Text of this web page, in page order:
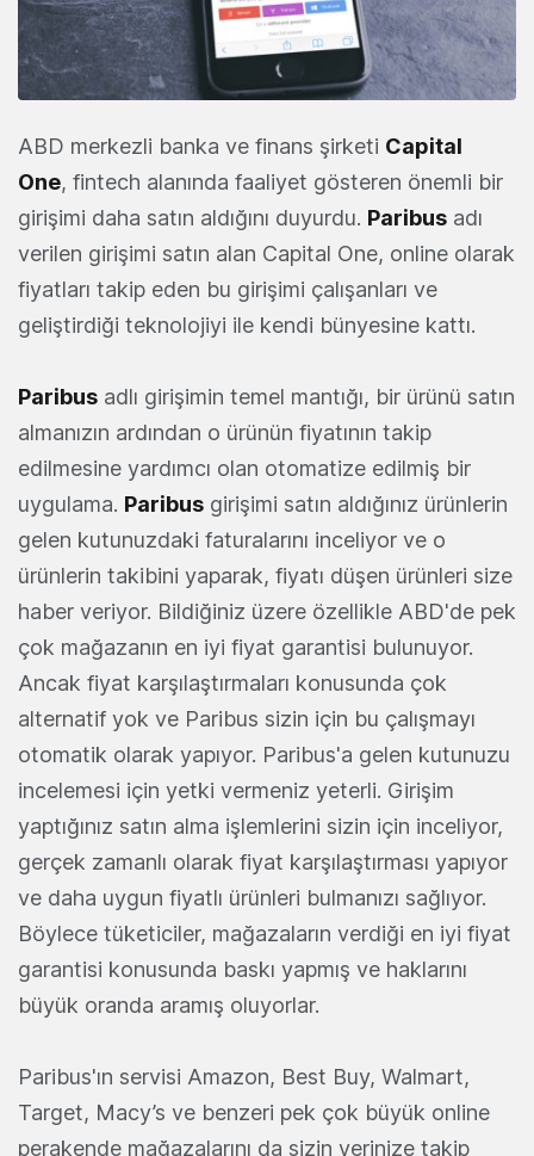
ABD merkezli banka ve finans şirketi Capital
One, fintech alanında faaliyet gösteren önemli bir
girişimi daha satın aldığını duyurdu. Paribus adı
verilen girişimi satın alan Capital One, online olarak
fiyatları takip eden bu girişimi çalışanları ve
geliştirdiği teknolojiyi ile kendi bünyesine kattı.
Paribus adlı girişimin temel mantığı, bir ürünü satın
almanızın ardından o ürünün fiyatının takip
edilmesine yardımcı olan otomatize edilmiş bir
uygulama. Paribus girişimi satın aldığınız ürünlerin
gelen kutunuzdaki faturalarını inceliyor ve o
ürünlerin takibini yaparak, fiyatı düşen ürünleri size
haber veriyor. Bildiğiniz üzere özellikle ABD'de pek
çok mağazanın en iyi fiyat garantisi bulunuyor.
Ancak fiyat karşılaştırmaları konusunda çok
alternatif yok ve Paribus sizin için bu çalışmayı
otomatik olarak yapıyor. Paribus'a gelen kutunuzu
incelemesi için yetki vermeniz yeterli. Girişim
yaptığınız satın alma işlemlerini sizin için inceliyor,
gerçek zamanlı olarak fiyat karşılaştırması yapıyor
ve daha uygun fiyatlı ürünleri bulmanızı sağlıyor.
Böylece tüketiciler, mağazaların verdiği en iyi fiyat
garantisi konusunda baskı yapmış ve haklarını
büyük oranda aramış oluyorlar.
Paribus'ın servisi Amazon, Best Buy, Walmart,
Target, Macy’s ve benzeri pek çok büyük online
perakende mağazalarını da sizin yerinize takip